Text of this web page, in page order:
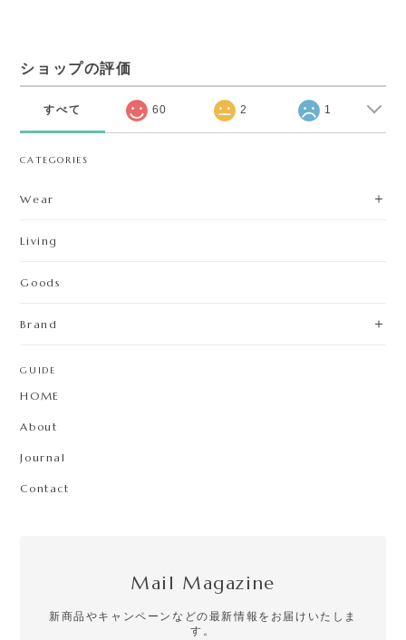
ショップの評価
すべて 60 2 1
CATEGORIES
Wear
Living
Goods
Brand
GUIDE
HOME
About
Journal
Contact
Mail Magazine
新商品やキャンペーンなどの最新情報をお届けいたしま
す。